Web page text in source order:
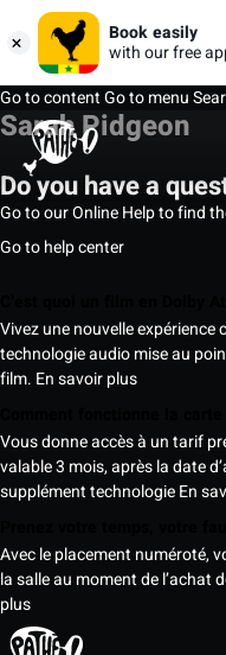
Book easily
with our free
Go to contentGo to menu
Sarah Pidgeon
Do you have a
Go to our Online Help to find
Go to help center
Vivez une nouvelle expérience
technologie audio mise au
film. En savoir plus
Vous donne accès à un tarif
valable 3 mois, après la date
supplément technologieEn
Avec le placement numéroté,
la salle au moment de l’achat
plus